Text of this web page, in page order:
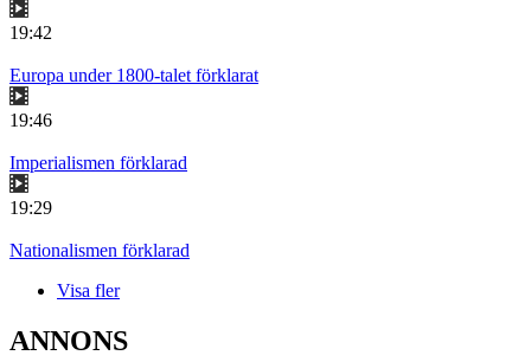
19:42
Europa under 1800-talet förklarat
19:46
Imperialismen förklarad
19:29
Nationalismen förklarad
Visa fler
ANNONS